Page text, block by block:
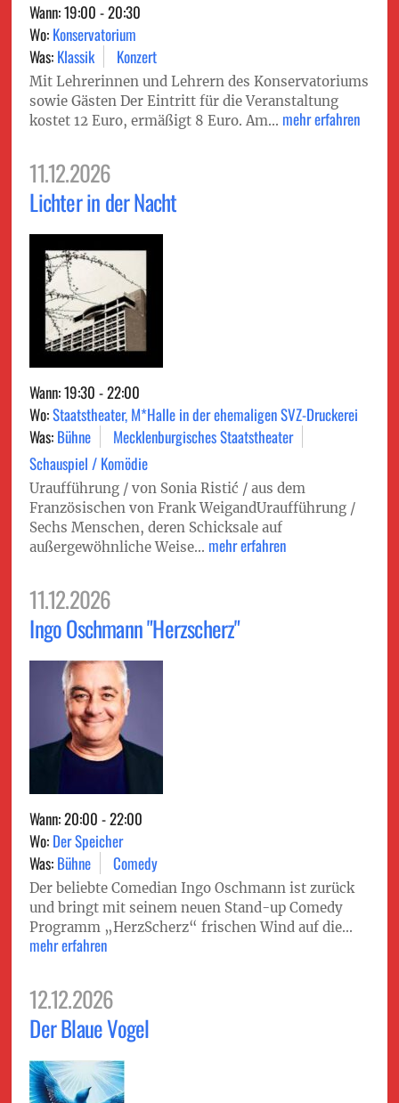
Wann: 19:00 - 20:30
Wo: Konservatorium
Was: Klassik Konzert
Mit Lehrerinnen und Lehrern des Konservatoriums
sowie Gästen Der Eintritt für die Veranstaltung
kostet 12 Euro, ermäßigt 8 Euro. Am... mehr erfahren
11.12.2026
Lichter in der Nacht
Wann: 19:30 - 22:00
Wo:Staatstheater, M*Halle in der ehemaligen SVZ-Druckerei
Was: Bühne
Mecklenburgisches Staatstheater
Schauspiel / Komödie
Uraufführung / von Sonia Ristić / aus dem
Französischen von Frank WeigandUraufführung /
Sechs Menschen, deren Schicksale auf
außergewöhnliche Weise... mehr erfahren
11.12.2026
Ingo Oschmann "Herzscherz"
Wann: 20:00 - 22:00
Wo: Der Speicher
Was: Bühne Comedy
Der beliebte Comedian Ingo Oschmann ist zurück
und bringt mit seinem neuen Stand-up Comedy
Programm „HerzScherz“ frischen Wind auf die...
mehr erfahren
12.12.2026
Der Blaue Vogel